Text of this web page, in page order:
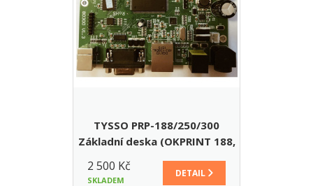
TYSSO PRP-188/250/300
Základní deska (OKPRINT 188,
250, 300)
2 500 Kč
SKLADEM
DETAIL